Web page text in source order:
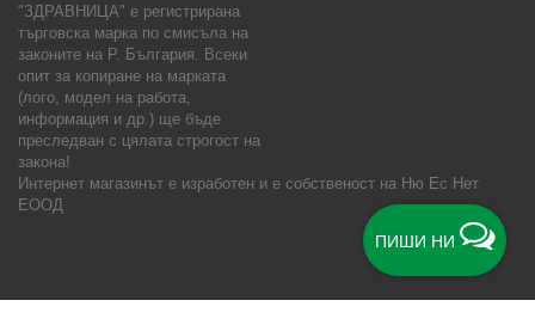
ПИШИ НИ
"ЗДРАВНИЦА" е регистрирана
търговска марка по смисъла на
законите на Р. България. Всеки
опит за копиране на марката
(лого, модел на работа,
информация и др.) ще бъде
преследван с цялата строгост на
закона!
Интернет магазинът е изработен и е собственост на Ню Ес Нет
ЕООД